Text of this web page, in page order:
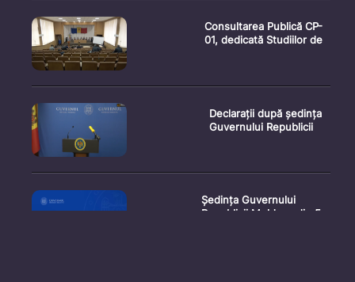
Consultarea Publică CP-
01, dedicată Studiilor de
Declarații după ședința
Guvernului Republicii
Ședința Guvernului
Republicii Moldova din 5